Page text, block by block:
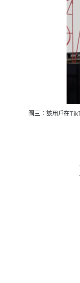
圖三：該用戶在